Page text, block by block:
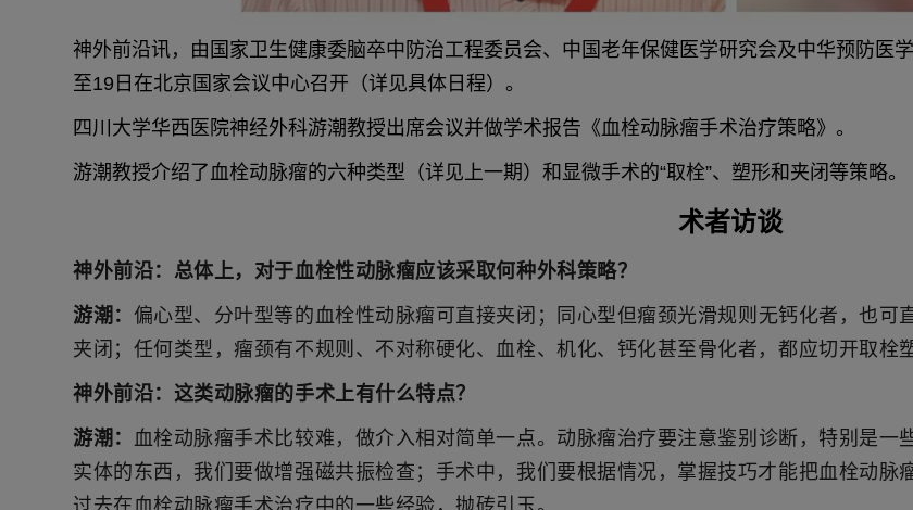
神外前沿讯，由国家卫生健康委脑卒中防治工程委员会、中国老年保健医学研究会及中华预防医
至19日在北京国家会议中心召开（详见具体日程）。
四川大学华西医院神经外科游潮教授出席会议并做学术报告《血栓动脉瘤手术治疗策略》。
游潮教授介绍了血栓动脉瘤的六种类型（详见上一期）和显微手术的“取栓”、塑形和夹闭等策略。
术者访谈
神外前沿： 总体上，对于血栓性动脉瘤应该采取何种外科策略？
游潮： 偏心型、分叶型等的血栓性动脉瘤可直接夹闭；同心型但瘤颈光滑规则无钙化者，也
夹闭；任何类型，瘤颈有不规则、不对称硬化、血栓、机化、钙化甚至骨化者，都应切开取栓
神外前沿：这类动脉瘤的手术上有什么特点？
游潮： 血栓动脉瘤手术比较难，做介入相对简单一点。动脉瘤治疗要注意鉴别诊断，特别是
实体的东西，我们要做增强磁共振检查；手术中，我们要根据情况，掌握技巧才能把血栓动
过去在血栓动脉瘤手术治疗中的一些经验，抛砖引玉。